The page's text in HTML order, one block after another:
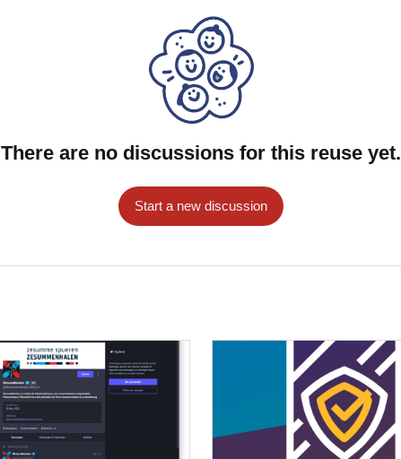
There are no discussions for this reuse yet.
Start a new discussion